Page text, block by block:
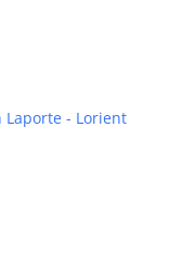
Laporte - Lorient